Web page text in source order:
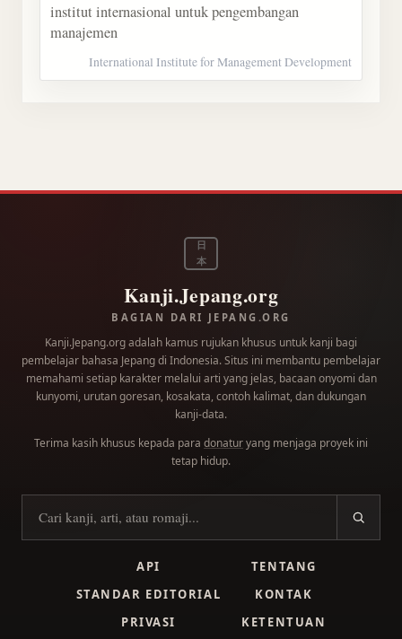
institut internasional untuk pengembangan
manajemen
International Institute for Management Development
日
本
Kanji.Jepang.org
BAGIAN DARI JEPANG.ORG
Kanji.Jepang.org adalah kamus rujukan khusus untuk kanji bagi
pembelajar bahasa Jepang di Indonesia. Situs ini membantu pembelajar
memahami setiap karakter melalui arti yang jelas, bacaan onyomi dan
kunyomi, urutan goresan, kosakata, contoh kalimat, dan dukungan
kanji-data.
Terima kasih khusus kepada para donaturyang menjaga proyek ini
tetap hidup.
Cari kanji
API
TENTANG
STANDAR EDITORIAL
KONTAK
PRIVASI
KETENTUAN